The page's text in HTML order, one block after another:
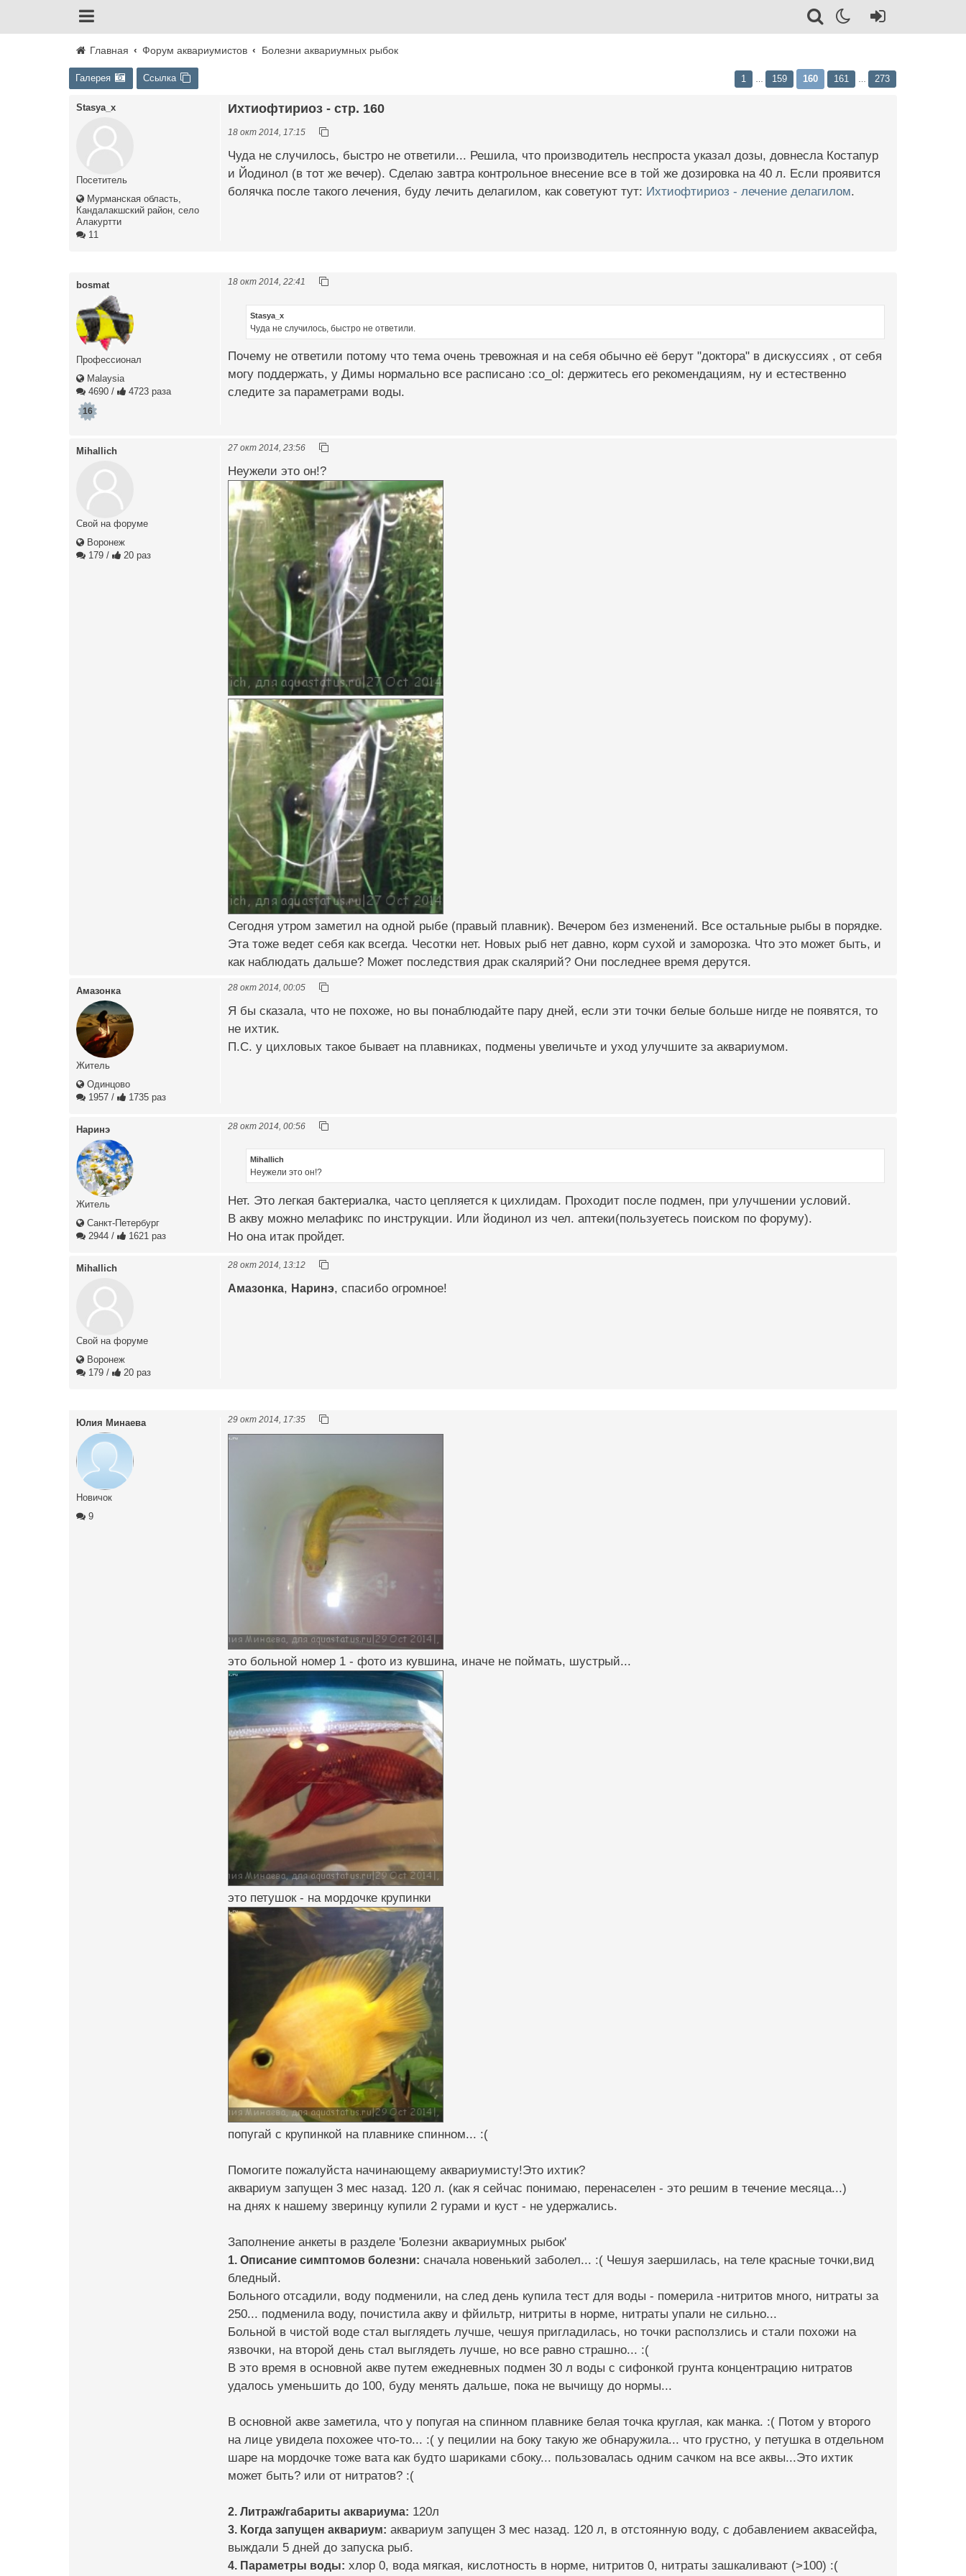
Главная Форум аквариумистов Болезни аквариумных рыбок
Галерея Ссылка 1 159 160 161 273
Stasya_x
Посетитель
Мурманская область,
Кандалакшский район, село
Алакуртти
11
Ихтиофтириоз - стр. 160
18 окт 2014, 17:15
Чуда не случилось, быстро не ответили... Решила, что производитель неспроста указал дозы, довнесла Костапур
и Йодинол (в тот же вечер). Сделаю завтра контрольное внесение все в той же дозировка на 40 л. Если проявится
болячка после такого лечения, буду лечить делагилом, как советуют тут: Ихтиофтириоз - лечение делагилом.
bosmat
Профессионал
Malaysia
4690 / 4723 раза
16
18 окт 2014, 22:41
Stasya_x
Чуда не случилось, быстро не ответили.
Почему не ответили потому что тема очень тревожная и на себя обычно её берут "доктора" в дискуссиях , от себя
могу поддержать, у Димы нормально все расписано :co_ol: держитесь его рекомендациям, ну и естественно
следите за параметрами воды.
Mihallich
Свой на форуме
Воронеж
179 / 20 раз
27 окт 2014, 23:56
Неужели это он!?
Сегодня утром заметил на одной рыбе (правый плавник). Вечером без изменений. Все остальные рыбы в порядке.
Эта тоже ведет себя как всегда. Чесотки нет. Новых рыб нет давно, корм сухой и заморозка. Что это может быть, и
как наблюдать дальше? Может последствия драк скалярий? Они последнее время дерутся.
Амазонка
Житель
Одинцово
1957 / 1735 раз
28 окт 2014, 00:05
Я бы сказала, что не похоже, но вы понаблюдайте пару дней, если эти точки белые больше нигде не появятся, то
не ихтик.
П.С. у цихловых такое бывает на плавниках, подмены увеличьте и уход улучшите за аквариумом.
Наринэ
Житель
Санкт-Петербург
2944 / 1621 раз
28 окт 2014, 00:56
Mihallich
Неужели это он!?
Нет. Это легкая бактериалка, часто цепляется к цихлидам. Проходит после подмен, при улучшении условий.
В акву можно мелафикс по инструкции. Или йодинол из чел. аптеки(пользуетесь поиском по форуму).
Но она итак пройдет.
Mihallich
Свой на форуме
Воронеж
179 / 20 раз
28 окт 2014, 13:12
Амазонка, Наринэ, спасибо огромное!
Юлия Минаева
Новичок
9
29 окт 2014, 17:35
это больной номер 1 - фото из кувшина, иначе не поймать, шустрый...
это петушок - на мордочке крупинки
попугай с крупинкой на плавнике спинном... :(
Помогите пожалуйста начинающему аквариумисту!Это ихтик?
аквариум запущен 3 мес назад. 120 л. (как я сейчас понимаю, перенаселен - это решим в течение месяца...)
на днях к нашему зверинцу купили 2 гурами и куст - не удержались.
Заполнение анкеты в разделе 'Болезни аквариумных рыбок'
1. Описание симптомов болезни: сначала новенький заболел... :( Чешуя заершилась, на теле красные точки,вид
бледный.
Больного отсадили, воду подменили, на след день купила тест для воды - померила -нитритов много, нитраты за
250... подменила воду, почистила акву и фйильтр, нитриты в норме, нитраты упали не сильно...
Больной в чистой воде стал выглядеть лучше, чешуя пригладилась, но точки расползлись и стали похожи на
язвочки, на второй день стал выглядеть лучше, но все равно страшно... :(
В это время в основной акве путем ежедневных подмен 30 л воды с сифонкой грунта концентрацию нитратов
удалось уменьшить до 100, буду менять дальше, пока не вычищу до нормы...
В основной акве заметила, что у попугая на спинном плавнике белая точка круглая, как манка. :( Потом у второго
на лице увидела похожее что-то... :( у пецилии на боку такую же обнаружила... что грустно, у петушка в отдельном
шаре на мордочке тоже вата как будто шариками сбоку... пользовалась одним сачком на все аквы...Это ихтик
может быть? или от нитратов? :(
2. Литраж/габариты аквариума: 120л
3. Когда запущен аквариум: аквариум запущен 3 мес назад. 120 л, в отстоянную воду, с добавлением аквасейфа,
выждали 5 дней до запуска рыб.
4. Параметры воды: хлор 0, вода мягкая, кислотность в норме, нитритов 0, нитраты зашкаливают (>100) :(